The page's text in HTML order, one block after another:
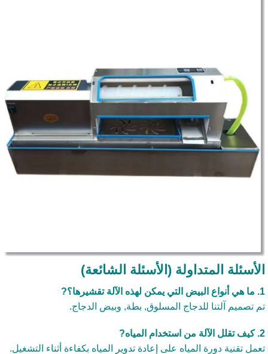
المتداولة (الأسئلة الشائعة)
تصميم آلتنا للدجاج المسلوق, بطة, وبيض الدجاج.
تقنية دورة المياه على إعادة تدوير المياه بكفاءة أثناء التشغيل.